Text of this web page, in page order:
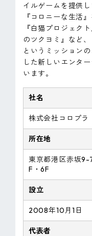
イルゲームを提供
『コロニーな生活
『白猫プロジェク
のツクヨミ』など
というミッション
した新しいエンタ
います。
社名
株式会社コロプラ
所在地
東京都港区赤坂
F・6F
設立
2008年10月1日
代表者